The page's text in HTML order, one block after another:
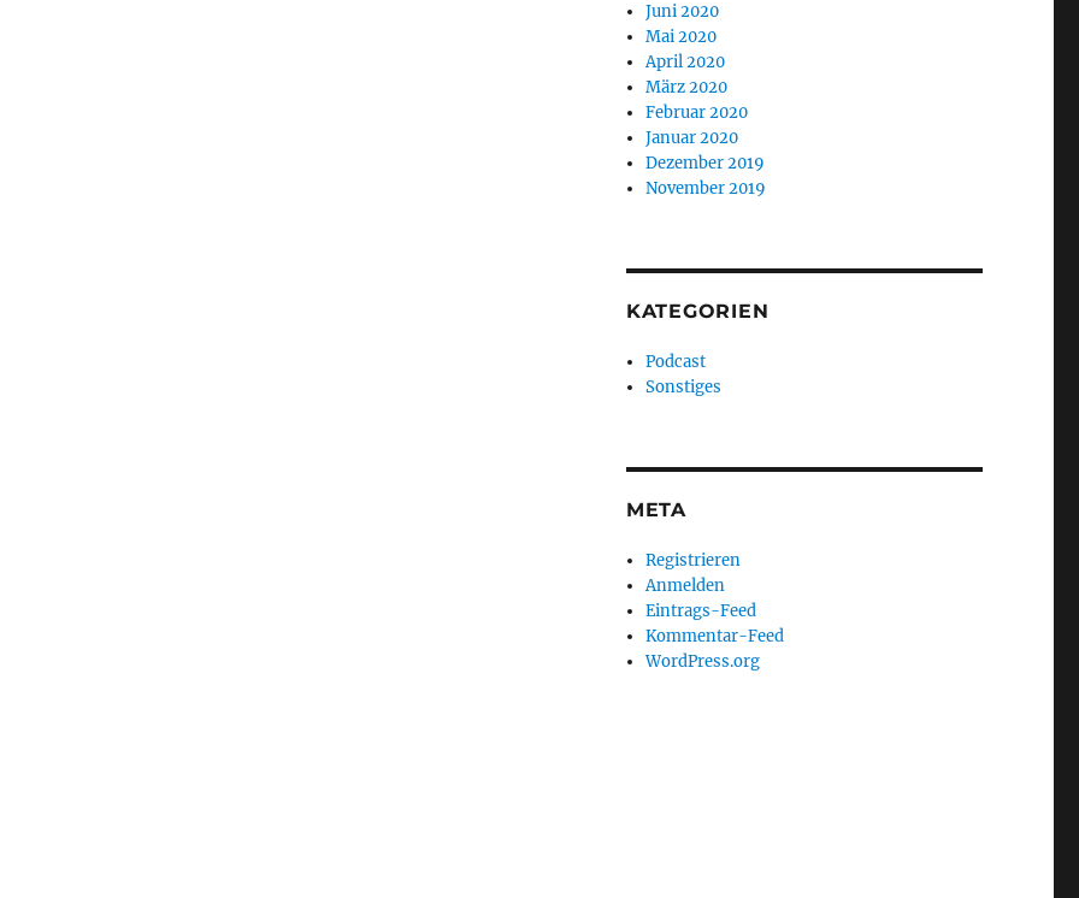
Juni 2020
Mai 2020
April 2020
März 2020
Februar 2020
Januar 2020
Dezember 2019
November 2019
KATEGORIEN
Podcast
Sonstiges
META
Registrieren
Anmelden
Eintrags-Feed
Kommentar-Feed
WordPress.org